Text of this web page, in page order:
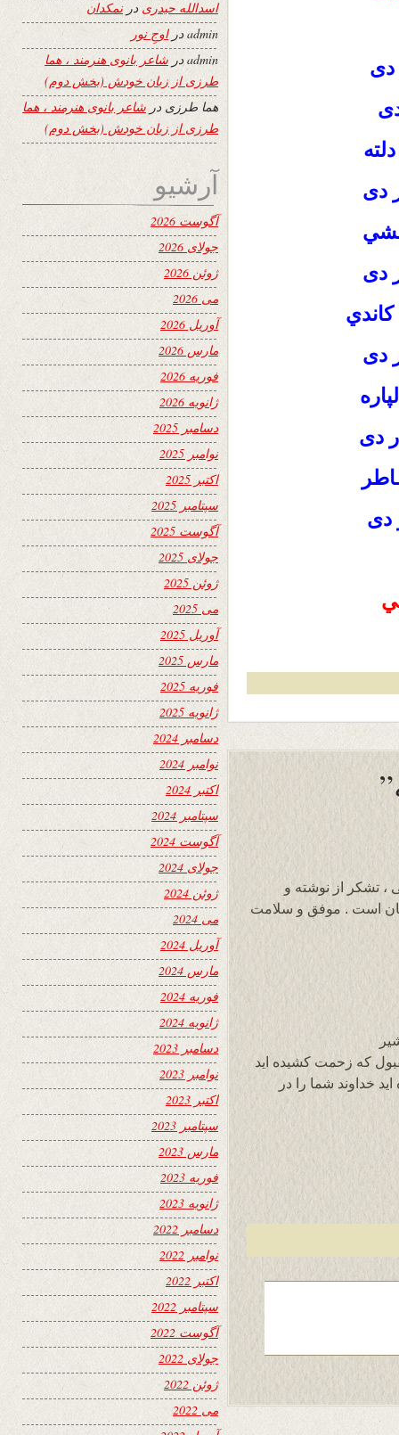
دی
دی
دی
دی
دی
دی
، تشکر از نوشته و
است . موفق و سلامت
که زحمت کشیده اید
خداوند شما را در
اسدالله حیدری درنمکدان
adminدراوجِ نور
adminدر شاعر بانوی هنرمند ، هما
طرزی از زبان خودش (بخش دوم)
هما طرزی در شاعر بانوی هنرمند ، هما
طرزی از زبان خودش (بخش دوم)
آرشیو
آگوست 2026
جولای 2026
ژوئن 2026
می 2026
آوریل 2026
مارس 2026
فوریه 2026
ژانویه 2026
دسامبر 2025
نوامبر 2025
اکتبر 2025
سپتامبر 2025
آگوست 2025
جولای 2025
ژوئن 2025
می 2025
آوریل 2025
مارس 2025
فوریه 2025
ژانویه 2025
دسامبر 2024
نوامبر 2024
اکتبر 2024
سپتامبر 2024
آگوست 2024
جولای 2024
ژوئن 2024
می 2024
آوریل 2024
مارس 2024
فوریه 2024
ژانویه 2024
دسامبر 2023
نوامبر 2023
اکتبر 2023
سپتامبر 2023
مارس 2023
فوریه 2023
ژانویه 2023
دسامبر 2022
نوامبر 2022
اکتبر 2022
سپتامبر 2022
آگوست 2022
جولای 2022
ژوئن 2022
می 2022